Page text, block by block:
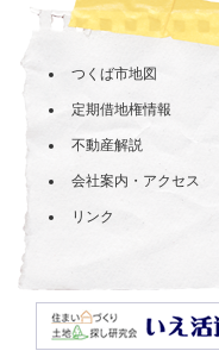
つくば市地図
定期借地権情報
不動産解説
会社案内・アクセス
リンク